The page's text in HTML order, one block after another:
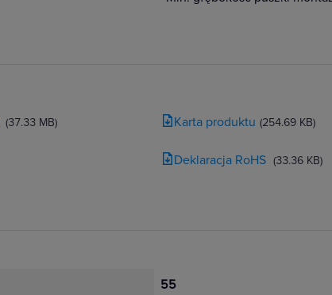
(37.33 MB) Karta produktu (254.69 KB)
Deklaracja RoHS (33.36 KB)
55